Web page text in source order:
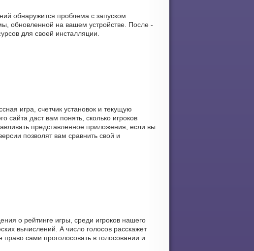
обнаружится проблема с запуском
обновленной на вашем устройстве. После -
для своей инсталляции.
игра, счетчик установок и текущую
сайта даст вам понять, сколько игроков
представленное приложения, если вы
позволят вам сравнить свой и
о рейтинге игры, среди игроков нашего
вычислений. А число голосов расскажет
право сами проголосовать в голосовании и